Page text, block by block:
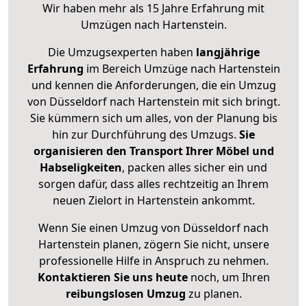
Wir haben mehr als 15 Jahre Erfahrung mit
Umzügen nach Hartenstein.
Die Umzugsexperten haben langjährige
Erfahrung im Bereich Umzüge nach Hartenstein
und kennen die Anforderungen, die ein Umzug
von Düsseldorf nach Hartenstein mit sich bringt.
Sie kümmern sich um alles, von der Planung bis
hin zur Durchführung des Umzugs. Sie
organisieren den Transport Ihrer Möbel und
Habseligkeiten, packen alles sicher ein und
sorgen dafür, dass alles rechtzeitig an Ihrem
neuen Zielort in Hartenstein ankommt.
Wenn Sie einen Umzug von Düsseldorf nach
Hartenstein planen, zögern Sie nicht, unsere
professionelle Hilfe in Anspruch zu nehmen.
Kontaktieren Sie uns heutenoch, um Ihren
reibungslosen Umzug zu planen.